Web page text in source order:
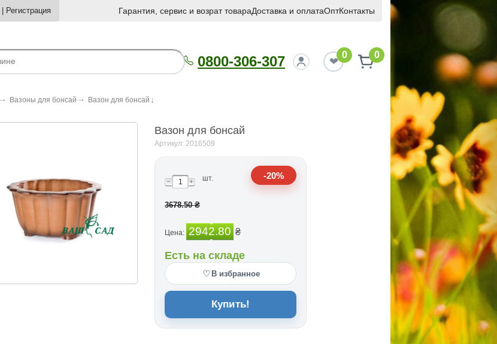
Регистрация Гарантия, сервис и возрат товараДоставка и оплатаОптКонтакты
0800-306-307 0 0
Вазоны для бонсай Вазон для бонсай
Вазон для бонсай
Артикул: 2016509
-20%
шт.
3678.50 ₴
Цена: 2942.80 ₴
Есть на складе
♡ В избранное
Купить!